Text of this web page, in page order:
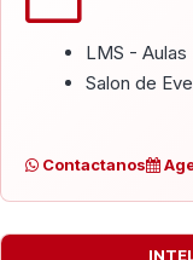
LMS - Aulas
Salon de
Contactanos